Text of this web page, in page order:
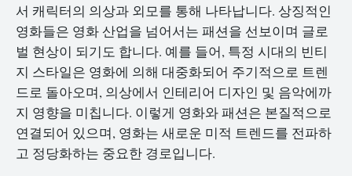
서 캐릭터의 의상과 외모를 통해 나타납니다. 상징적인
영화들은 영화 산업을 넘어서는 패션을 선보이며 글로
벌 현상이 되기도 합니다. 예를 들어, 특정 시대의 빈티
지 스타일은 영화에 의해 대중화되어 주기적으로 트렌
드로 돌아오며, 의상에서 인테리어 디자인 및 음악에까
지 영향을 미칩니다. 이렇게 영화와 패션은 본질적으로
연결되어 있으며, 영화는 새로운 미적 트렌드를 전파하
고 정당화하는 중요한 경로입니다.